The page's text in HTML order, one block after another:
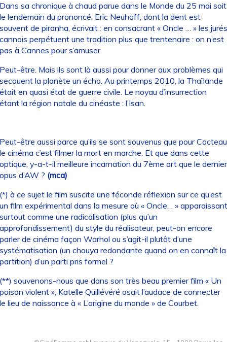
sa chronique à chaud parue dans le Monde du 25 mai soit
lendemain du prononcé, Eric Neuhoff, dont la dent est
de piranha, écrivait : en consacrant « Oncle … » les jurés
perpétuent une tradition plus que trentenaire : on n’est
à Cannes pour s’amuser.
être. Mais ils sont là aussi pour donner aux problèmes qui
la planète un écho. Au printemps 2010, la Thaïlande
en quasi état de guerre civile. Le noyau d’insurrection
la région natale du cinéaste : l’Isan.
être aussi parce qu’ils se sont souvenus que pour Cocteau
cinéma c’est filmer la mort en marche. Et que dans cette
y-a-t-il meilleure incarnation du 7ème art que le dernier
d’AW ? (mca)
à ce sujet le film suscite une féconde réflexion sur ce qu’est
film expérimental dans la mesure où « Oncle… » apparaissant
comme une radicalisation (plus qu’un
du style du réalisateur, peut-on encore
de cinéma façon Warhol ou s’agit-il plutôt d’une
(un chouya redondante quand on en connaît la
d’un parti pris formel ?
souvenons-nous que dans son très beau premier film « Un
violent », Katelle Quillévéré osait l’audace de connecter
lieu de naissance à « L’origine du monde » de Courbet.